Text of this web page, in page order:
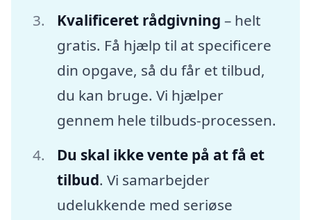
Kvalificeret rådgivning – helt
gratis. Få hjælp til at specificere
din opgave, så du får et tilbud,
du kan bruge. Vi hjælper
gennem hele tilbuds-processen.
Du skal ikke vente på at få et
tilbud. Vi samarbejder
udelukkende med seriøse